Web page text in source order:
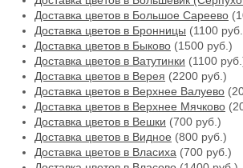
Доставка цветов в Большое Сареево
Доставка цветов в Бронницы (1100
Доставка цветов в Быково (1500 руб.)
Доставка цветов в Ватутинки (1100
Доставка цветов в Верея (2200 руб.)
Доставка цветов в Верхнее Валуево
Доставка цветов в Верхнее Мячково
Доставка цветов в Вешки (700 руб.)
Доставка цветов в Видное (800 руб.)
Доставка цветов в Власиха (700 руб.)